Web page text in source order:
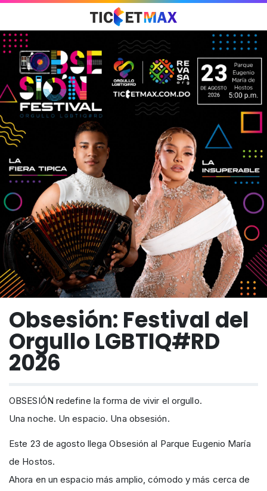
Obsesión: Festival del
Orgullo LGBTIQ#RD
2026
OBSESIÓN redefine la forma de vivir el orgullo.
Una noche. Un espacio. Una obsesión.
Este 23 de agosto llega Obsesión al Parque Eugenio María
de Hostos.
Ahora en un espacio más amplio, cómodo y más cerca de